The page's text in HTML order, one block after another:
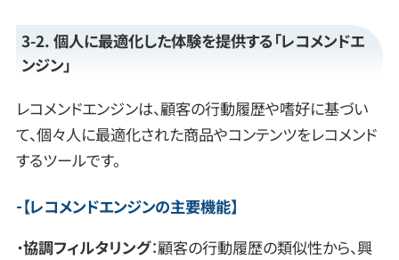
3-2. 個人に最適化した体験を提供する「レコメンドエ
ンジン」
レコメンドエンジンは、顧客の行動履歴や嗜好に基づい
て、個々人に最適化された商品やコンテンツをレコメンド
するツールです。
【レコメンドエンジンの主要機能】
・協調フィルタリング：顧客の行動履歴の類似性から、興